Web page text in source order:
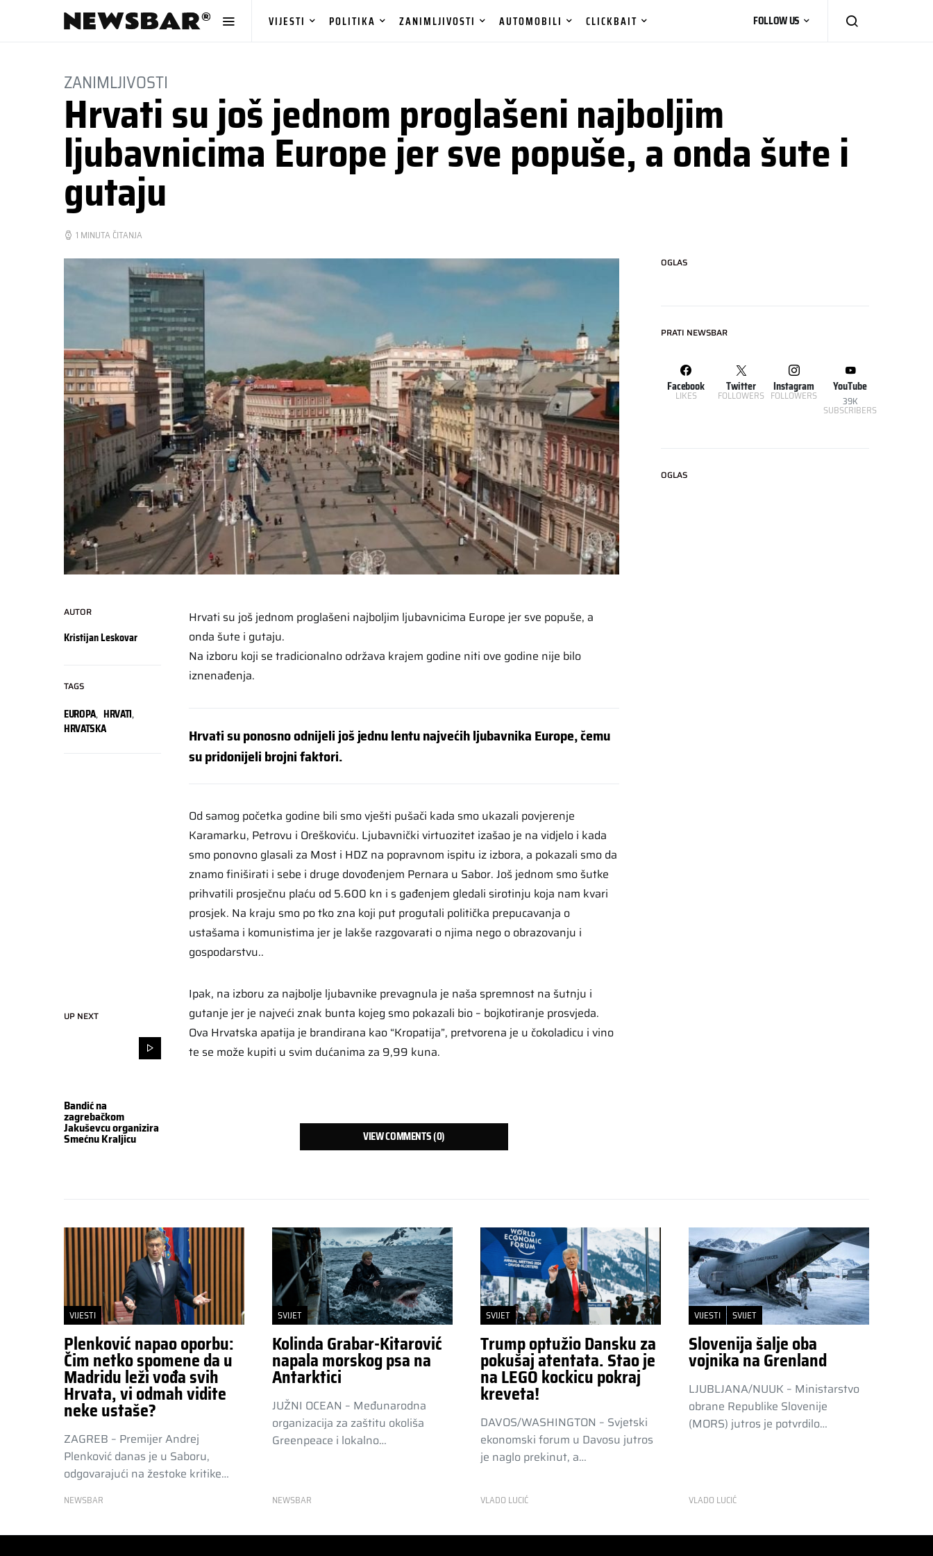
VIJESTI POLITIKA ZANIMLJIVOSTI AUTOMOBILI CLICKBAIT FOLLOW US
ZANIMLJIVOSTI
Hrvati su još jednom proglašeni najboljim
ljubavnicima Europe jer sve popuše, a onda šute i
gutaju
1 MINUTA ČITANJA
UP NEXT
Bandić na
zagrebačkom
Jakuševcu organizira
Smećnu Kraljicu
AUTOR
Kristijan Leskovar
TAGS
EUROPA, HRVATI,
HRVATSKA
Hrvati su još jednom proglašeni najboljim ljubavnicima Europe jer sve popuše, a
onda šute i gutaju.
Na izboru koji se tradicionalno održava krajem godine niti ove godine nije bilo
iznenađenja.
Hrvati su ponosno odnijeli još jednu lentu najvećih ljubavnika Europe, čemu
su pridonijeli brojni faktori.
Od samog početka godine bili smo vješti pušači kada smo ukazali povjerenje
Karamarku, Petrovu i Oreškoviću. Ljubavnički virtuozitet izašao je na vidjelo i kada
smo ponovno glasali za Most i HDZ na popravnom ispitu iz izbora, a pokazali smo da
znamo finiširati i sebe i druge dovođenjem Pernara u Sabor. Još jednom smo šutke
prihvatili prosječnu plaću od 5.600 kn i s gađenjem gledali sirotinju koja nam kvari
prosjek. Na kraju smo po tko zna koji put progutali politička prepucavanja o
ustašama i komunistima jer je lakše razgovarati o njima nego o obrazovanju i
gospodarstvu..
Ipak, na izboru za najbolje ljubavnike prevagnula je naša spremnost na šutnju i
gutanje jer je najveći znak bunta kojeg smo pokazali bio – bojkotiranje prosvjeda.
Ova Hrvatska apatija je brandirana kao “Kropatija”, pretvorena je u čokoladicu i vino
te se može kupiti u svim dućanima za 9,99 kuna.
VIEW COMMENTS (0)
OGLAS
PRATI NEWSBAR
Facebook
LIKES
Twitter
FOLLOWERS
Instagram
FOLLOWERS
YouTube
39K
SUBSCRIBERS
OGLAS
VIJESTI
Plenković napao oporbu:
Čim netko spomene da u
Madridu leži vođa svih
Hrvata, vi odmah vidite
neke ustaše?
ZAGREB – Premijer Andrej
Plenković danas je u Saboru,
odgovarajući na žestoke kritike…
NEWSBAR
SVIJET
Kolinda Grabar-Kitarović
napala morskog psa na
Antarktici
JUŽNI OCEAN – Međunarodna
organizacija za zaštitu okoliša
Greenpeace i lokalno…
NEWSBAR
SVIJET
Trump optužio Dansku za
pokušaj atentata. Stao je
na LEGO kockicu pokraj
kreveta!
DAVOS/WASHINGTON – Svjetski
ekonomski forum u Davosu jutros
je naglo prekinut, a…
VLADO LUCIĆ
VIJESTI SVIJET
Slovenija šalje oba
vojnika na Grenland
LJUBLJANA/NUUK – Ministarstvo
obrane Republike Slovenije
(MORS) jutros je potvrdilo…
VLADO LUCIĆ